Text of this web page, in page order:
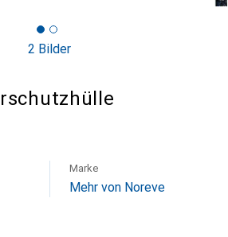
2 Bilder
Marke
Mehr von Noreve